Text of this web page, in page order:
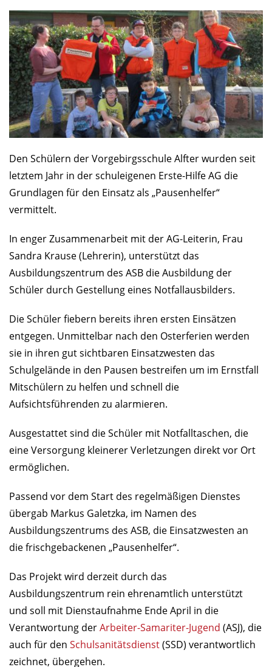
Den Schülern der Vorgebirgsschule Alfter wurden seit
letztem Jahr in der schuleigenen Erste-Hilfe AG die
Grundlagen für den Einsatz als „Pausenhelfer“
vermittelt.
In enger Zusammenarbeit mit der AG-Leiterin, Frau
Sandra Krause (Lehrerin), unterstützt das
Ausbildungszentrum des ASB die Ausbildung der
Schüler durch Gestellung eines Notfallausbilders.
Die Schüler fiebern bereits ihren ersten Einsätzen
entgegen. Unmittelbar nach den Osterferien werden
sie in ihren gut sichtbaren Einsatzwesten das
Schulgelände in den Pausen bestreifen um im Ernstfall
Mitschülern zu helfen und schnell die
Aufsichtsführenden zu alarmieren.
Ausgestattet sind die Schüler mit Notfalltaschen, die
eine Versorgung kleinerer Verletzungen direkt vor Ort
ermöglichen.
Passend vor dem Start des regelmäßigen Dienstes
übergab Markus Galetzka, im Namen des
Ausbildungszentrums des ASB, die Einsatzwesten an
die frischgebackenen „Pausenhelfer“.
Das Projekt wird derzeit durch das
Ausbildungszentrum rein ehrenamtlich unterstützt
und soll mit Dienstaufnahme Ende April in die
Verantwortung derArbeiter-Samariter-Jugend (ASJ), die
auch für den Schulsanitätsdienst(SSD) verantwortlich
zeichnet, übergehen.